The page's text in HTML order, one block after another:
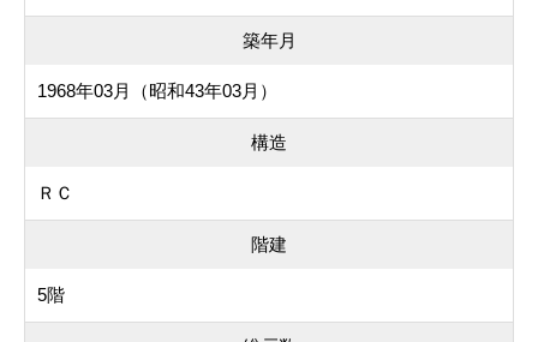
築年月
1968年03月（昭和43年03月）
構造
ＲＣ
階建
5階